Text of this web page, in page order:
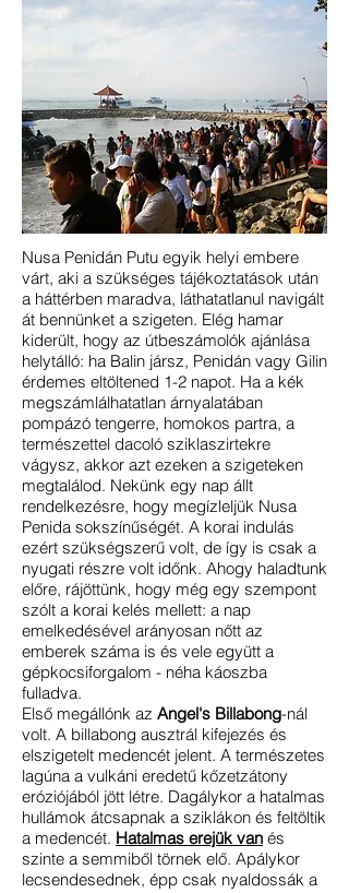
Nusa Penidán Putu egyik helyi embere
várt, aki a szükséges tájékoztatások után
a háttérben maradva, láthatatlanul navigált
át bennünket a szigeten. Elég hamar
kiderült, hogy az útbeszámolók ajánlása
helytálló: ha Balin jársz, Penidán vagy Gilin
érdemes eltöltened 1-2 napot. Ha a kék
megszámlálhatatlan árnyalatában
pompázó tengerre, homokos partra, a
természettel dacoló sziklaszirtekre
vágysz, akkor azt ezeken a szigeteken
megtalálod. Nekünk egy nap állt
rendelkezésre, hogy megízleljük Nusa
Penida sokszínűségét. A korai indulás
ezért szükségszerű volt, de így is csak a
nyugati részre volt időnk. Ahogy haladtunk
előre, rájöttünk, hogy még egy szempont
szólt a korai kelés mellett: a nap
emelkedésével arányosan nőtt az
emberek száma is és vele együtt a
gépkocsiforgalom - néha káoszba
fulladva.
Első megállónk az Angel's Billabong-nál
volt. A billabong ausztrál kifejezés és
elszigetelt medencét jelent. A természetes
lagúna a vulkáni eredetű kőzetzátony
eróziójából jött létre. Dagálykor a hatalmas
hullámok átcsapnak a sziklákon és feltöltik
a medencét. Hatalmas erejük van és
szinte a semmiből törnek elő. Apálykor
lecsendesednek, épp csak nyaldossák a